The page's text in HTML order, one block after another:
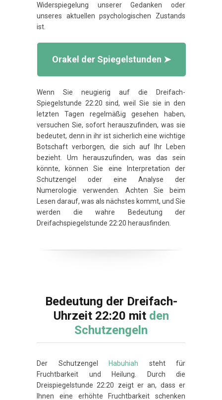
Widerspiegelung unserer Gedanken oder
unseres aktuellen psychologischen Zustands
ist.
Orakel der Spiegelstunden ➤
Wenn Sie neugierig auf die Dreifach-
Spiegelstunde 22:20 sind, weil Sie sie in den
letzten Tagen regelmäßig gesehen haben,
versuchen Sie, sofort herauszufinden, was sie
bedeutet, denn in ihr ist sicherlich eine wichtige
Botschaft verborgen, die sich auf Ihr Leben
bezieht. Um herauszufinden, was das sein
könnte, können Sie eine Interpretation der
Schutzengel oder eine Analyse der
Numerologie verwenden. Achten Sie beim
Lesen darauf, was als nächstes kommt, und Sie
werden die wahre Bedeutung der
Dreifachspiegelstunde 22:20 herausfinden.
Bedeutung der Dreifach-
Uhrzeit 22:20 mit den
Schutzengeln
Der Schutzengel Habuhiah steht für
Fruchtbarkeit und Heilung. Durch die
Dreispiegelstunde 22:20 zeigt er an, dass er
Ihnen eine erhöhte Fruchtbarkeit schenken